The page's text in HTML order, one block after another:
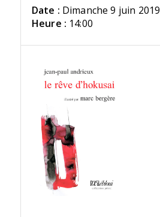
Date : Dimanche 9 juin 2019
Heure : 14:00